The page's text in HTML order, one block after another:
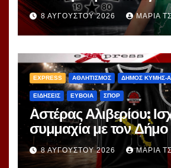
«Χτίζει» τη νέα γενιά
Εύβοιας
8 ΑΥΓΟΎΣΤΟΥ 2026 ΜΑΡΊΑ
EXPRESS ΑΘΛΗΤΙΣΜΟΣ ΔΗΜΟΣ ΚΥΜΗΣ-
ΕΙΔΗΣΕΙΣ ΕΥΒΟΙΑ ΣΠΟΡ
Αστέρας Αλιβερίου:
συμμαχία με τον Δήμο
μεγάλη πρόκληση
League 1
8 ΑΥΓΟΎΣΤΟΥ 2026 ΜΑΡΊΑ